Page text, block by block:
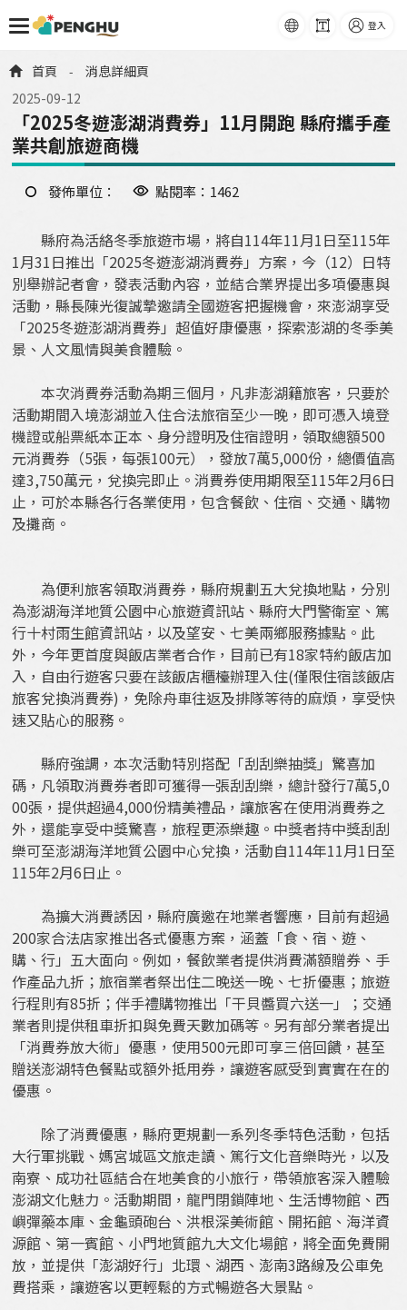
語系 字級 登入
首頁 -
消息詳細頁
2025-09-12
「2025冬遊澎湖消費券」11月開跑 縣府攜手產
業共創旅遊商機
發佈單位： 點閱率：1462
縣府為活絡冬季旅遊市場，將自114年11月1日至115年
1月31日推出「2025冬遊澎湖消費券」方案，今（12）日特
別舉辦記者會，發表活動內容，並結合業界提出多項優惠與
活動，縣長陳光復誠摯邀請全國遊客把握機會，來澎湖享受
「2025冬遊澎湖消費券」超值好康優惠，探索澎湖的冬季美
景、人文風情與美食體驗。
本次消費券活動為期三個月，凡非澎湖籍旅客，只要於
活動期間入境澎湖並入住合法旅宿至少一晚，即可憑入境登
機證或船票紙本正本、身分證明及住宿證明，領取總額500
元消費券（5張，每張100元），發放7萬5,000份，總價值高
達3,750萬元，兌換完即止。消費券使用期限至115年2月6日
止，可於本縣各行各業使用，包含餐飲、住宿、交通、購物
及攤商。
為便利旅客領取消費券，縣府規劃五大兌換地點，分別
為澎湖海洋地質公園中心旅遊資訊站、縣府大門警衛室、篤
行十村雨生館資訊站，以及望安、七美兩鄉服務據點。此
外，今年更首度與飯店業者合作，目前已有18家特約飯店加
入，自由行遊客只要在該飯店櫃檯辦理入住(僅限住宿該飯店
旅客兌換消費券)，免除舟車往返及排隊等待的麻煩，享受快
速又貼心的服務。
縣府強調，本次活動特別搭配「刮刮樂抽獎」驚喜加
碼，凡領取消費券者即可獲得一張刮刮樂，總計發行7萬5,0
00張，提供超過4,000份精美禮品，讓旅客在使用消費券之
外，還能享受中獎驚喜，旅程更添樂趣。中獎者持中獎刮刮
樂可至澎湖海洋地質公園中心兌換，活動自114年11月1日至
115年2月6日止。
為擴大消費誘因，縣府廣邀在地業者響應，目前有超過
200家合法店家推出各式優惠方案，涵蓋「食、宿、遊、
購、行」五大面向。例如，餐飲業者提供消費滿額贈券、手
作產品九折；旅宿業者祭出住二晚送一晚、七折優惠；旅遊
行程則有85折；伴手禮購物推出「干貝醬買六送一」；交通
業者則提供租車折扣與免費天數加碼等。另有部分業者提出
「消費券放大術」優惠，使用500元即可享三倍回饋，甚至
贈送澎湖特色餐點或額外抵用券，讓遊客感受到實實在在的
優惠。
除了消費優惠，縣府更規劃一系列冬季特色活動，包括
大行軍挑戰、媽宮城區文旅走讀、篤行文化音樂時光，以及
南寮、成功社區結合在地美食的小旅行，帶領旅客深入體驗
澎湖文化魅力。活動期間，龍門閉鎖陣地、生活博物館、西
嶼彈藥本庫、金龜頭砲台、洪根深美術館、開拓館、海洋資
源館、第一賓館、小門地質館九大文化場館，將全面免費開
放，並提供「澎湖好行」北環、湖西、澎南3路線及公車免
費搭乘，讓遊客以更輕鬆的方式暢遊各大景點。